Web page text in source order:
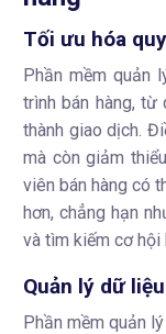
Tối ưu hóa
Phần mềm quản
trình bán hàng, từ
thành giao dịch.
mà còn giảm
viên bán hàng có
hơn, chẳng hạn
và tìm kiếm cơ hội
Quản lý dữ
Phần mềm quản